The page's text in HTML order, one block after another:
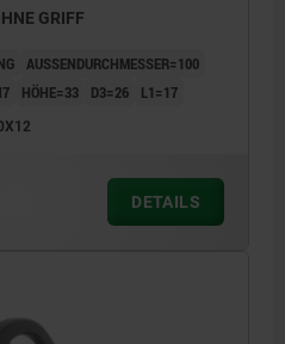
GRIFF
AUSSENDURCHMESSER=100
HÖHE=33 D3=26 L1=17
DETAILS